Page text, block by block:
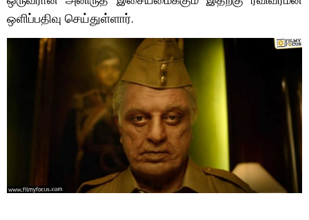
ஒளிப்பதிவு செய்துள்ளார்.